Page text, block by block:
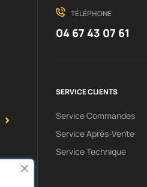
TÉLÉPHONE
04 67 43 07 61
SERVICE CLIENTS
Service Commandes
Service Après-Vente
Service Technique